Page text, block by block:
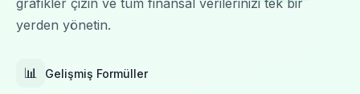
grafikler çizin ve tüm finansal verilerinizi tek bir
yerden yönetin.
📊 Gelişmiş Formüller